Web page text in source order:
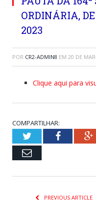
ORDINÁRIA,
2023
POR CR2-ADMIN8 EM 20 DE
Clique aqui para
COMPARTILHAR:
TwitterFacebook
Email
PREVIOUS ARTICLE